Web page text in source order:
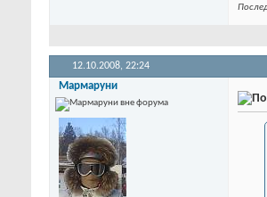
12.10.2008, 22:24
Мармаруни